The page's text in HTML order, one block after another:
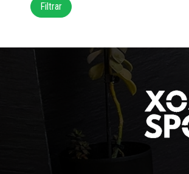
Filtrar